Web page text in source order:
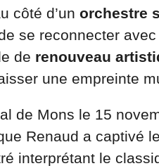
côté d’un orchestre
se reconnecter avec
de renouveau
une empreinte
de Mons le 15
Renaud a captivé
interprétant le